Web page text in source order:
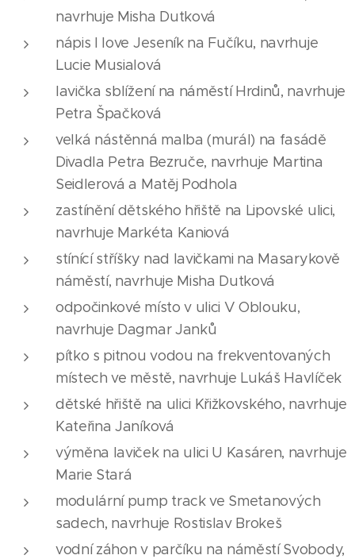
navrhuje Misha Dutková
nápis I love Jeseník na Fučíku, navrhuje
Lucie Musialová
lavička sblížení na náměstí Hrdinů, navrhuje
Petra Špačková
velká nástěnná malba (murál) na fasádě
Divadla Petra Bezruče, navrhuje Martina
Seidlerová a Matěj Podhola
zastínění dětského hřiště na Lipovské ulici,
navrhuje Markéta Kaniová
stínící stříšky nad lavičkami na Masarykově
náměstí, navrhuje Misha Dutková
odpočinkové místo v ulici V Oblouku,
navrhuje Dagmar Janků
pítko s pitnou vodou na frekventovaných
místech ve městě, navrhuje Lukáš Havlíček
dětské hřiště na ulici Křižkovského, navrhuje
Kateřina Janíková
výměna laviček na ulici U Kasáren, navrhuje
Marie Stará
modulární pump track ve Smetanových
sadech, navrhuje Rostislav Brokeš
vodní záhon v parčíku na náměstí Svobody,